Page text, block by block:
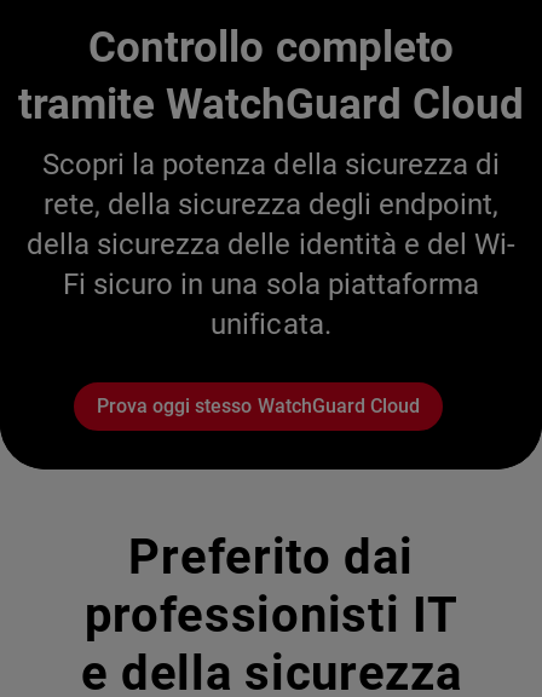
Controllo completo
tramite WatchGuard Cloud
Scopri la potenza della sicurezza di
rete, della sicurezza degli endpoint,
della sicurezza delle identità e del Wi-
Fi sicuro in una sola piattaforma
unificata.
Prova oggi stesso WatchGuard Cloud
Preferito dai
professionisti IT
e della sicurezza